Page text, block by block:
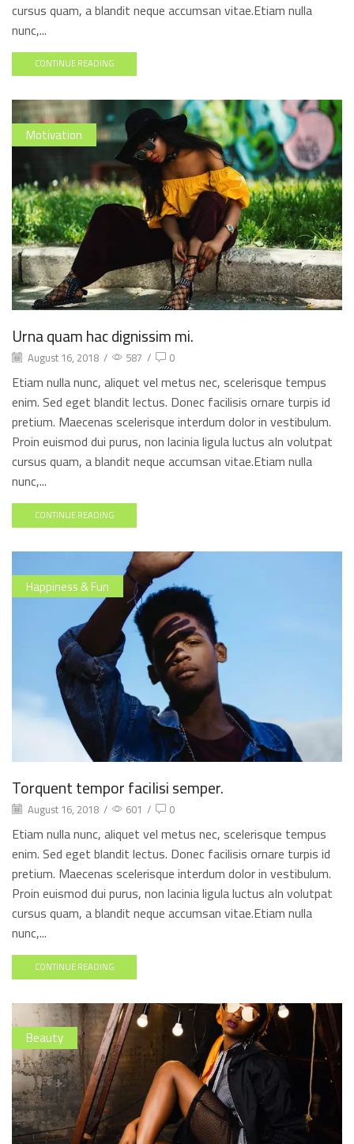
cursus quam, a blandit neque accumsan vitae.Etiam nulla
nunc,...
CONTINUE READING
Motivation
Urna quam hac dignissim mi.
August 16, 2018 / 587 / 0
Etiam nulla nunc, aliquet vel metus nec, scelerisque tempus
enim. Sed eget blandit lectus. Donec facilisis ornare turpis id
pretium. Maecenas scelerisque interdum dolor in vestibulum.
Proin euismod dui purus, non lacinia ligula luctus aIn volutpat
cursus quam, a blandit neque accumsan vitae.Etiam nulla
nunc,...
CONTINUE READING
Happiness & Fun
Torquent tempor facilisi semper.
August 16, 2018 / 601 / 0
Etiam nulla nunc, aliquet vel metus nec, scelerisque tempus
enim. Sed eget blandit lectus. Donec facilisis ornare turpis id
pretium. Maecenas scelerisque interdum dolor in vestibulum.
Proin euismod dui purus, non lacinia ligula luctus aIn volutpat
cursus quam, a blandit neque accumsan vitae.Etiam nulla
nunc,...
CONTINUE READING
Beauty